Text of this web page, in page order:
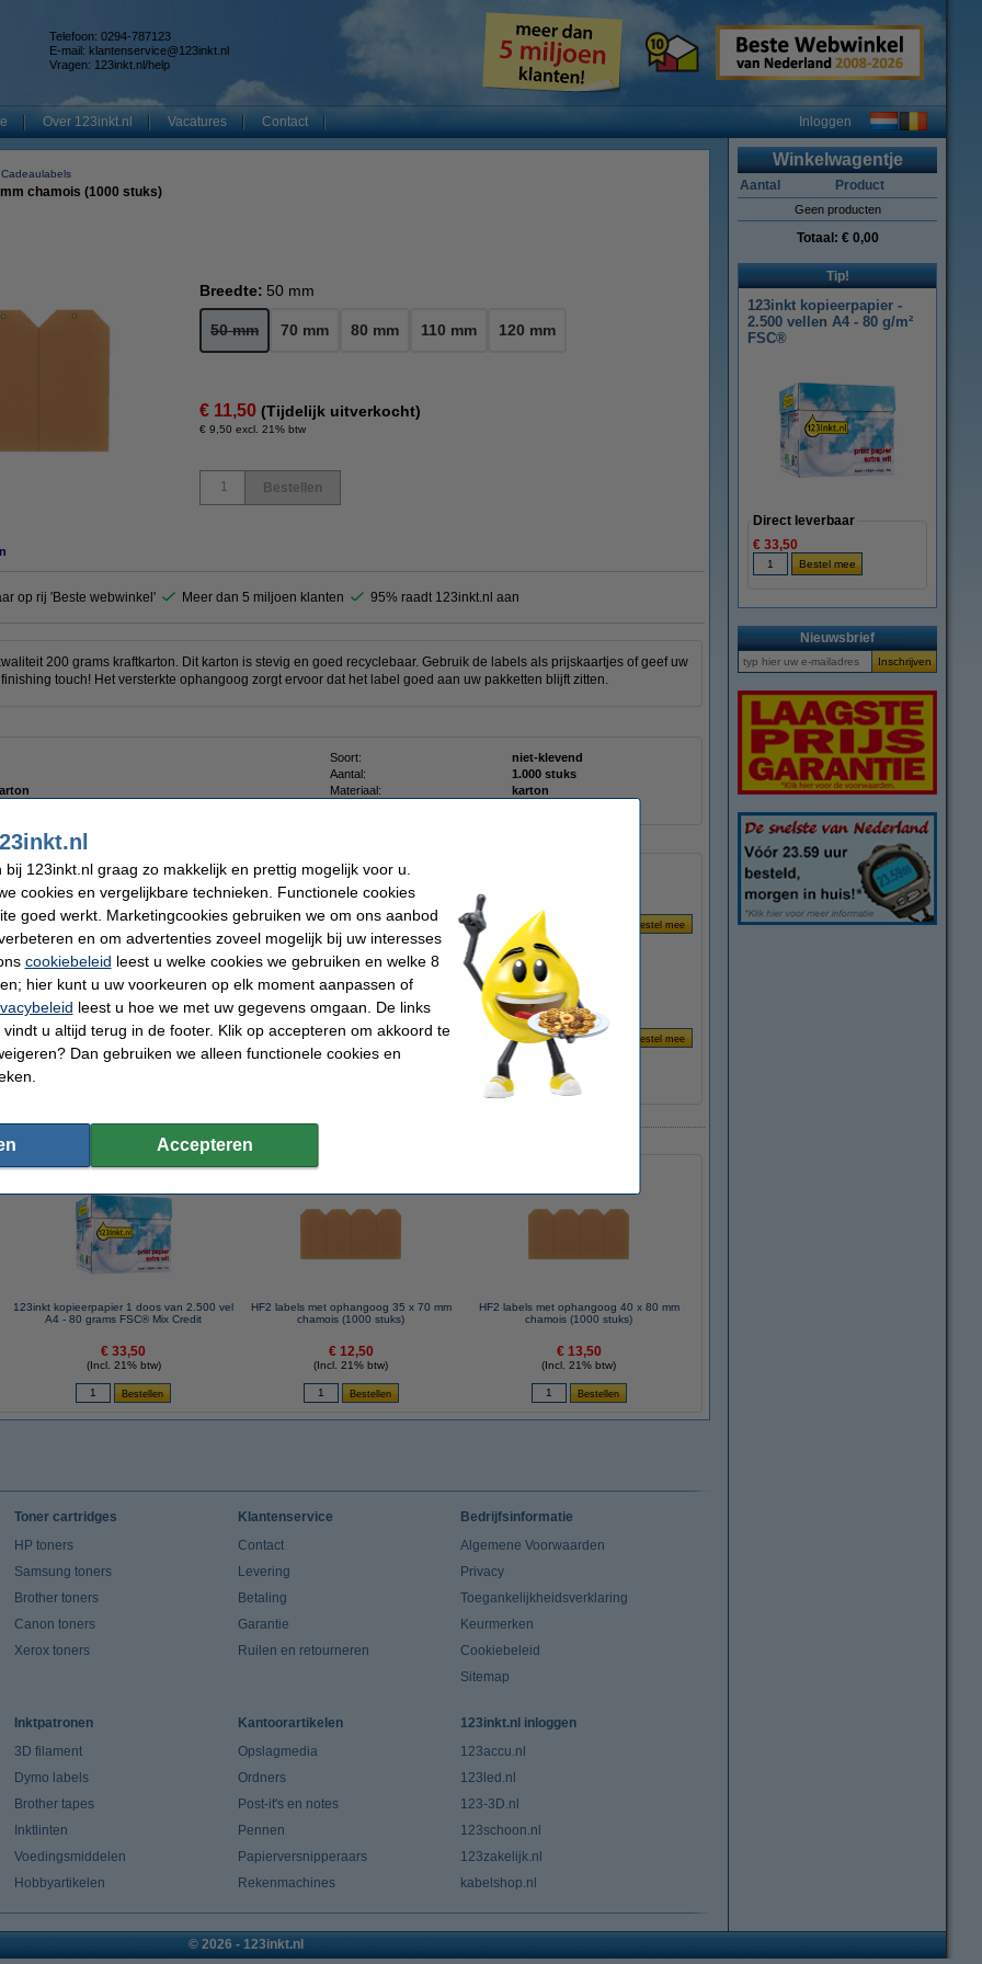
Telefoon: 0294-787123
E-mail: klantenservice@123inkt.nl
Vragen: 123inkt.nl/help
Over 123inkt.nl Vacatures Contact Inloggen
Cadeaulabels
chamois (1000 stuks)
Breedte: 50 mm
50 mm 70 mm 80 mm 110 mm 120 mm
€ 11,50 (Tijdelijk uitverkocht)
€ 9,50 excl. 21% btw
Bestellen
op rij 'Beste webwinkel' Meer dan 5 miljoen klanten 95% raadt 123inkt.nl aan
200 grams kraftkarton. Dit karton is stevig en goed recyclebaar. Gebruik de labels als prijskaartjes of geef uw
touch! Het versterkte ophangoog zorgt ervoor dat het label goed aan uw pakketten blijft zitten.
Soort:
niet-klevend
Aantal:
1.000 stuks
Materiaal:
karton
transparant 50 mm x 66 m (3 rollen)
m)
artikel ook besteld hebben
123inkt kopieerpapier 1 doos van 2.500 vel
A4 - 80 grams FSC® Mix Credit
€ 33,50
(Incl. 21% btw)
HF2 labels met ophangoog 35 x 70 mm
chamois (1000 stuks)
€ 12,50
(Incl. 21% btw)
HF2 labels met ophangoog 40 x 80 mm
chamois (1000 stuks)
€ 13,50
(Incl. 21% btw)
Winkelwagentje
Aantal Product
Geen producten
Totaal: € 0,00
Tip!
123inkt kopieerpapier -
2.500 vellen A4 - 80 g/m²
FSC®
Direct leverbaar
€ 33,50
Nieuwsbrief
Toner cartridges
HP toners
Samsung toners
Brother toners
Canon toners
Xerox toners
Klantenservice
Contact
Levering
Betaling
Garantie
Ruilen en retourneren
Bedrijfsinformatie
Algemene Voorwaarden
Privacy
Toegankelijkheidsverklaring
Keurmerken
Cookiebeleid
Sitemap
Inktpatronen
3D filament
Dymo labels
Brother tapes
Inktlinten
Voedingsmiddelen
Hobbyartikelen
Kantoorartikelen
Opslagmedia
Ordners
Post-it's en notes
Pennen
Papierversnipperaars
Rekenmachines
123inkt.nl inloggen
123accu.nl
123led.nl
123-3D.nl
123schoon.nl
123zakelijk.nl
kabelshop.nl
© 2026 - 123inkt.nl
123inkt.nl graag zo makkelijk en prettig mogelijk voor u.
cookies en vergelijkbare technieken. Functionele cookies
goed werkt. Marketingcookies gebruiken we om ons aanbod
en om advertenties zoveel mogelijk bij uw interesses
cookiebeleid leest u welke cookies we gebruiken en welke 8
hier kunt u uw voorkeuren op elk moment aanpassen of
leest u hoe we met uw gegevens omgaan. De links
u altijd terug in de footer. Klik op accepteren om akkoord te
Dan gebruiken we alleen functionele cookies en
Accepteren